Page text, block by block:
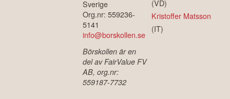
Sverige
Org.nr: 559236-
5141
info@borskollen.se
Börskollen är en
del av FairValue FV
AB, org.nr:
559187-7732
(VD)
Kristoffer Matsson
(IT)